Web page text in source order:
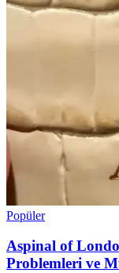
Popüler
Aspinal of
Problemleri ve